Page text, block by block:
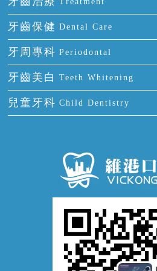
多顆牙缺失
半口缺失
全口缺失
牙齒擁擠
牙齒前突
牙齒稀疏
烤瓷牙
氟斑牙
四環素牙
活動假牙
牙貼面
補牙
智齒
根管治療
拔牙
牙痛
牙齒保健 Dental Care
正確刷牙
全國愛牙日
預防牙病
牙科通識
牙周專科 Periodontal
牙周炎
牙齦出血
牙齦炎
牙齦萎縮
牙齒美白 Teeth Whitening
冷光美白
兒童牙科 Child Dentistry